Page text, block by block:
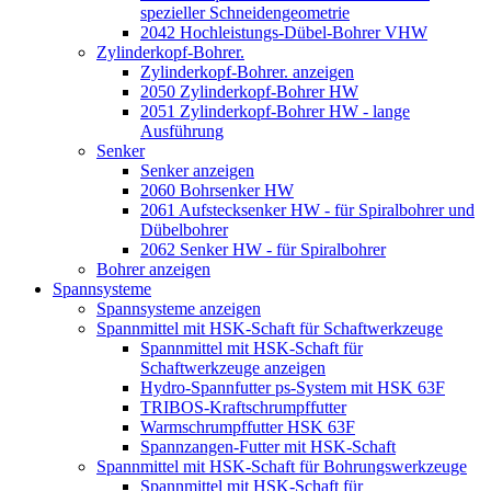
spezieller Schneidengeometrie
2042 Hochleistungs-Dübel-Bohrer VHW
Zylinderkopf-Bohrer.
Zylinderkopf-Bohrer. anzeigen
2050 Zylinderkopf-Bohrer HW
2051 Zylinderkopf-Bohrer HW - lange
Ausführung
Senker
Senker anzeigen
2060 Bohrsenker HW
2061 Aufstecksenker HW - für Spiralbohrer und
Dübelbohrer
2062 Senker HW - für Spiralbohrer
Bohrer anzeigen
Spannsysteme
Spannsysteme anzeigen
Spannmittel mit HSK-Schaft für Schaftwerkzeuge
Spannmittel mit HSK-Schaft für
Schaftwerkzeuge anzeigen
Hydro-Spannfutter ps-System mit HSK 63F
TRIBOS-Kraftschrumpffutter
Warmschrumpffutter HSK 63F
Spannzangen-Futter mit HSK-Schaft
Spannmittel mit HSK-Schaft für Bohrungswerkzeuge
Spannmittel mit HSK-Schaft für